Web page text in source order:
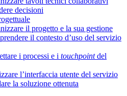
decisioni
il progetto e la sua gestione
il contesto d’uso del servizio
i processi e i touchpointdel
l’interfaccia utente del servizio
la soluzione ottenuta